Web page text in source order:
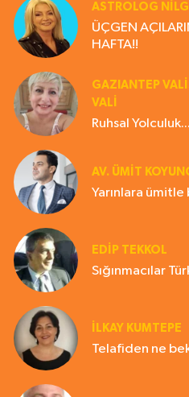
ASTROLOG
ÜÇGEN
HAFTA!!
GAZIANTEP
VALİ
Ruhsal Yolculuk...
AV. ÜMIT
Yarınlara ümitle
EDIP TEKKOL
Sığınmacılar
İLKAY KUMTEPE
Telafiden ne